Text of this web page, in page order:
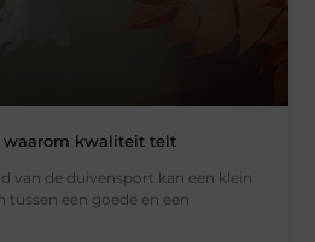
waarom kwaliteit telt
van de duivensport kan een klein
tussen een goede en een